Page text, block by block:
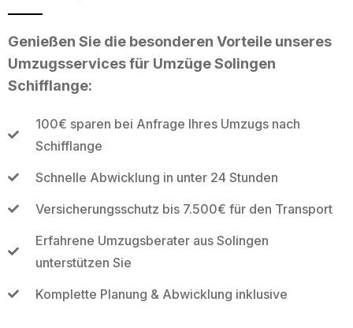
Genießen Sie die besonderen Vorteile unseres
Umzugsservices für Umzüge Solingen
Schifflange:
100€ sparen bei Anfrage Ihres Umzugs nach
Schifflange
Schnelle Abwicklung in unter 24 Stunden
Versicherungsschutz bis 7.500€ für den Transport
Erfahrene Umzugsberater aus Solingen
unterstützen Sie
Komplette Planung & Abwicklung inklusive